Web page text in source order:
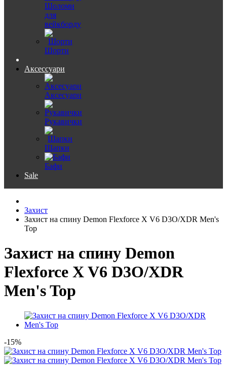
Шоломи
для
вейкборду
Шорти
Аксессуари
Аксесуари
Рукавички
Шапки
Бафи
Sale
Захист
Захист на спину Demon Flexforce X V6 D3O/XDR Men's
Top
Захист на спину Demon
Flexforce X V6 D3O/XDR
Men's Top
-15%